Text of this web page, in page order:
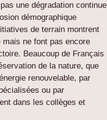
une dégradation continue
démographique
de terrain montrent
ne font pas encore
Beaucoup de Français
de la nature, que
renouvelable, par
ou par
dans les collèges et